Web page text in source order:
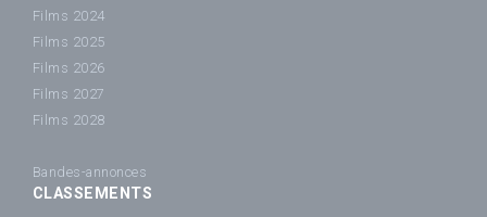
Films 2024
Films 2025
Films 2026
Films 2027
Films 2028
Bandes-annonces
CLASSEMENTS